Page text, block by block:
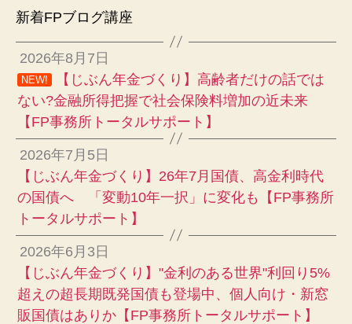
新着FPブログ講座
2026年8月7日
NEW!
【じぶん年金づくり】高齢者だけの話では
ない?金融所得把握で社会保険料増加の近未来
【FP事務所トータルサポート】
2026年7月5日
【じぶん年金づくり】26年7月国債、高金利時代
の国債へ 「変動10年一択」に変化も【FP事務所
トータルサポート】
2026年6月3日
【じぶん年金づくり】"金利のある世界"利回り5%
超えの超長期既発国債も登場中、個人向け・新窓
販国債はありか【FP事務所トータルサポート】